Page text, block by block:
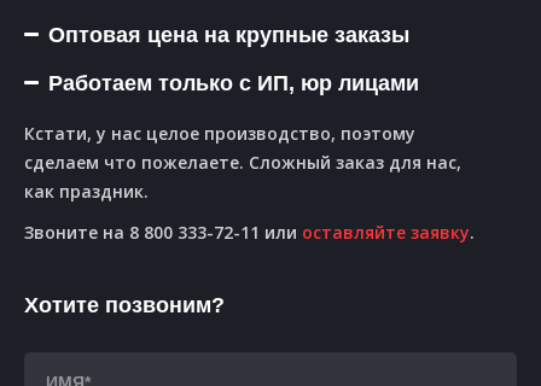
Оптовая цена на крупные заказы
Работаем только с ИП, юр лицами
Кстати, у нас целое производство, поэтому
сделаем что пожелаете. Сложный заказ для нас,
как праздник.
Звоните на 8 800 333-72-11 или оставляйте заявку.
Хотите позвоним?